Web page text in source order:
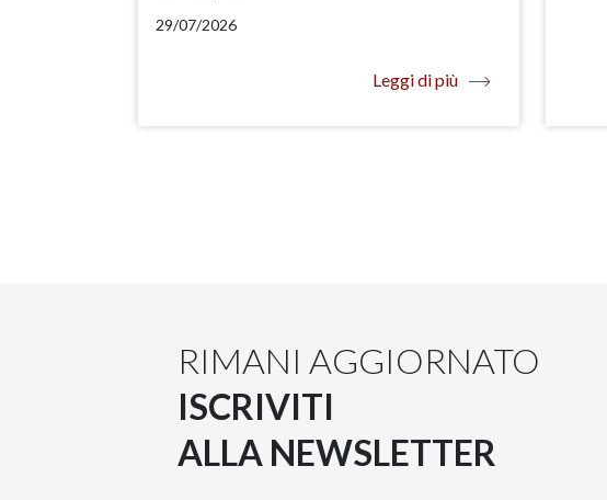
29/07/2026
Leggi di più
RIMANI AGGIORNATO
ISCRIVITI
ALLA NEWSLETTER